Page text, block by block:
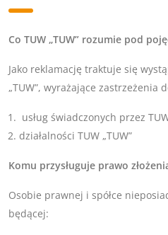
Co TUW „TUW” rozumie pod
Jako reklamację traktuje się
„TUW”, wyrażające zastrzeżenia
usług świadczonych przez
działalności TUW „TUW”
Komu przysługuje prawo
Osobie prawnej i spółce
będącej: